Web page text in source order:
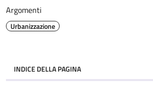
Argomenti
Urbanizzazione
INDICE DELLA PAGINA